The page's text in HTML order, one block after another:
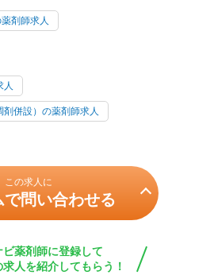
剤師求人
人
併設）の薬剤師求人
この求人に
で問い合わせる
ビ薬剤師に登録して
人を紹介してもらう！